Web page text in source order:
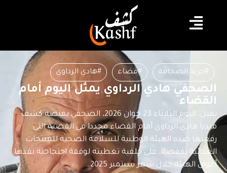
#حرية الصحافة #قضاء #هادي الرداوي
الصحفي هادي الرداوي يمثل اليوم أمام
القضاء
يمثل، اليوم الثلاثاء 23 جوان 2026، الصحفي بمنصة كشف
ميديا هادي الرداوي أمام القضاء مجددا في القضية التي
رفعتها ضده الهيئة الوطنية للسلامة الصحية للمنتجات
الغذائية بقفصة، على خلفية تغطيته لوقفة احتجاجية نفذها
أعوان الهيئة خلال شهر سبتمبر 2025.